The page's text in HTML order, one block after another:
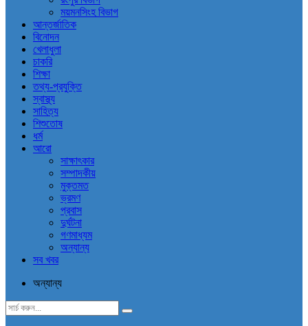
ময়মনসিংহ বিভাগ
আন্তর্জাতিক
বিনোদন
খেলাধুলা
চাকরি
শিক্ষা
তথ্য-প্রযুক্তি
স্বাস্থ্য
সাহিত্য
শিশুতোষ
ধর্ম
আরো
সাক্ষাৎকার
সম্পাদকীয়
মুক্তমত
ভ্রমণ
প্রবাস
দুর্ঘটনা
গণমাধ্যম
অন্যান্য
সব খবর
অন্যান্য